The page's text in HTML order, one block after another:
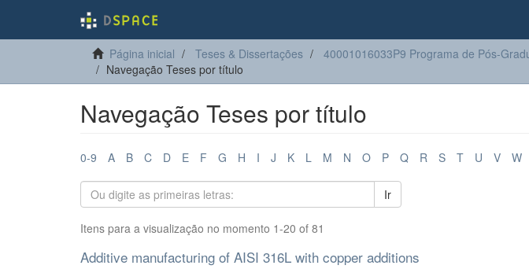
Página inicial Teses & Dissertações 40001016033P9 Programa de Pós-
Navegação Teses por título
Navegação Teses por título
0-9 A B C D E F G H I J K L M N O P Q R S T U V W
Ir
Itens para a visualização no momento 1-20 of 81
Additive manufacturing of AISI 316L with copper additions